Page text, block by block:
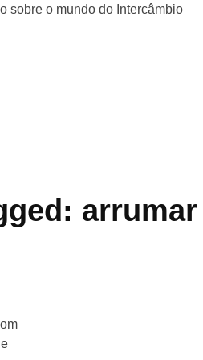
sobre o mundo do Intercâmbio